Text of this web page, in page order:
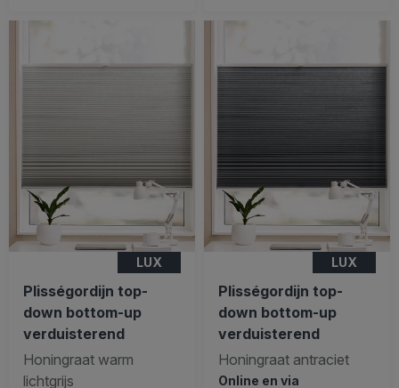
LUX
Plisségordijn top-
down bottom-up
verduisterend
Honingraat warm
lichtgrijs
LUX
Plisségordijn top-
down bottom-up
verduisterend
Honingraat antraciet
Online en via